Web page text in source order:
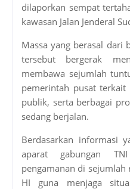
dilaporkan sempat
kawasan Jalan Jenderal
Massa yang berasal dari
tersebut bergerak
membawa sejumlah
pemerintah pusat
publik, serta berbagai
sedang berjalan.
Berdasarkan informasi
aparat gabungan
pengamanan di
HI guna menjaga